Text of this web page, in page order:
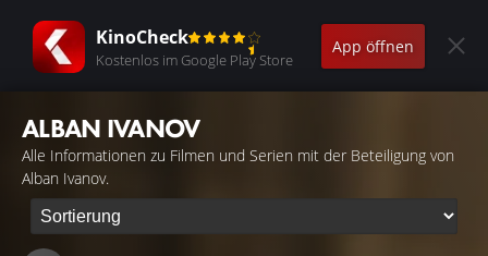
KinoCheck
Kostenlos im Google Play Store
App öffnen
ALBAN IVANOV
Alle Informationen zu Filmen und Serien mit der Beteiligung von
Alban Ivanov.